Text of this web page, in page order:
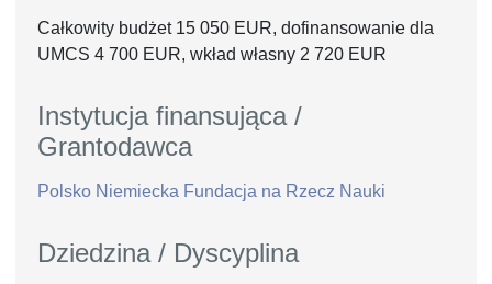
Całkowity budżet 15 050 EUR, dofinansowanie dla
UMCS 4 700 EUR, wkład własny 2 720 EUR
Instytucja finansująca /
Grantodawca
Polsko Niemiecka Fundacja na Rzecz Nauki
Dziedzina / Dyscyplina